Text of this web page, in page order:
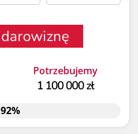
Potrzebujemy
1 100 000 zł